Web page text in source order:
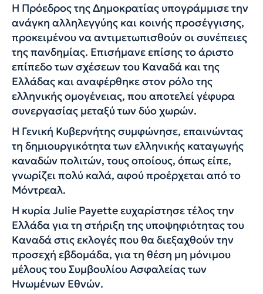
Η Πρόεδρος της Δημοκρατίας υπογράμμισε την
ανάγκη αλληλεγγύης και κοινής προσέγγισης,
προκειμένου να αντιμετωπισθούν οι συνέπειες
της πανδημίας. Επισήμανε επίσης το άριστο
επίπεδο των σχέσεων του Καναδά και της
Ελλάδας και αναφέρθηκε στον ρόλο της
ελληνικής ομογένειας, που αποτελεί γέφυρα
συνεργασίας μεταξύ των δύο χωρών.
Η Γενική Κυβερνήτης συμφώνησε, επαινώντας
τη δημιουργικότητα των ελληνικής καταγωγής
καναδών πολιτών, τους οποίους, όπως είπε,
γνωρίζει πολύ καλά, αφού προέρχεται από το
Μόντρεαλ.
Η κυρία Julie Payette ευχαρίστησε τέλος την
Ελλάδα για τη στήριξη της υποψηφιότητας του
Καναδά στις εκλογές που θα διεξαχθούν την
προσεχή εβδομάδα, για τη θέση μη μόνιμου
μέλους του Συμβουλίου Ασφαλείας των
Ηνωμένων Εθνών.